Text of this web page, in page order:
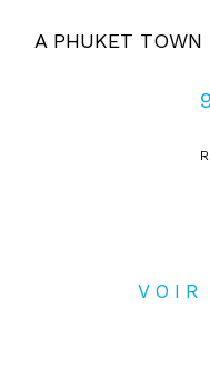
A PHUKET TOWN